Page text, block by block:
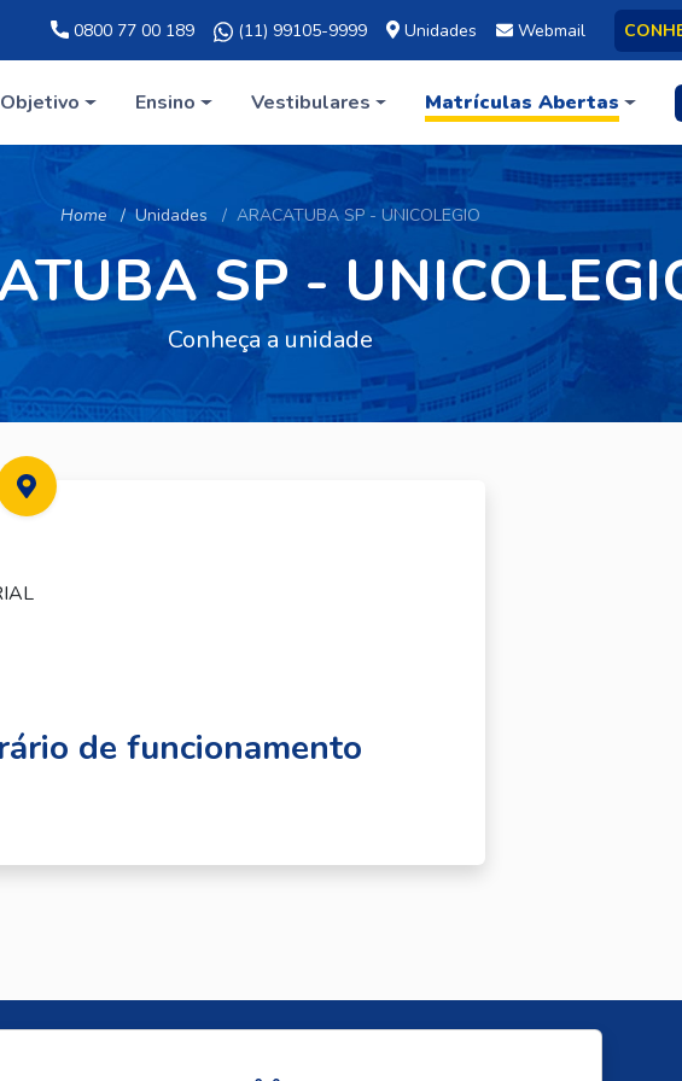
0800 77 00 189 (11) 99105-9999 Unidades Webmail
Objetivo Ensino Vestibulares Matrículas Abertas
Home Unidades ARACATUBA SP - UNICOLEGIO
SP -
Conheça a unidade
de funcionamento